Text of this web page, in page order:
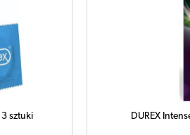
3 sztuki DUREX